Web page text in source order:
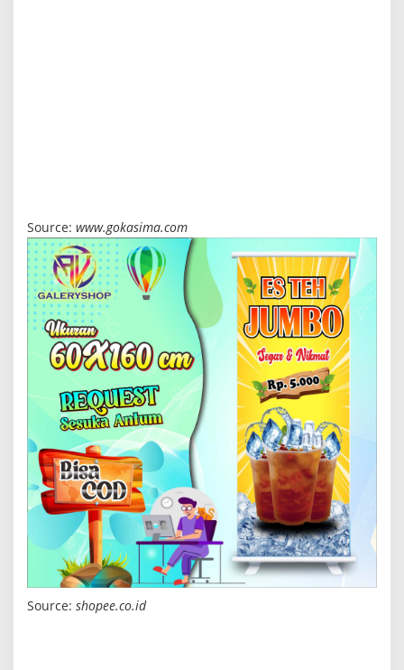
Source: www.gokasima.com
Source: shopee.co.id